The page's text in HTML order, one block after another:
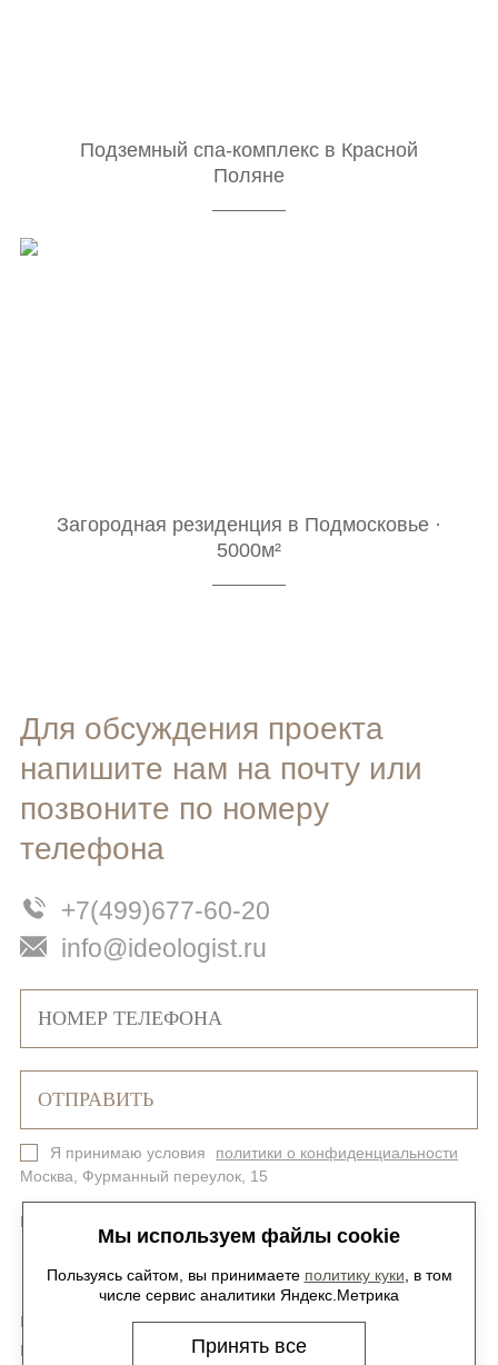
Подземный спа-комплекс в Красной
Поляне
Загородная резиденция в Подмосковье ·
5000м²
Москва, Фурманный переулок, 15
Политика конфиденциальности
Мы в соцсетях -@ideologist.plus
Карьера -
hr@ideologist.ru
Для обсуждения проекта
напишите нам на почту или
позвоните по номеру
телефона
+7(499)677-60-20
info@ideologist.ru
Я принимаю условия политики о конфиденциальности
Мы используем файлы cookie
Пользуясь сайтом, вы принимаете политику куки , в том
числе сервис аналитики Яндекс.Метрика
Принять все